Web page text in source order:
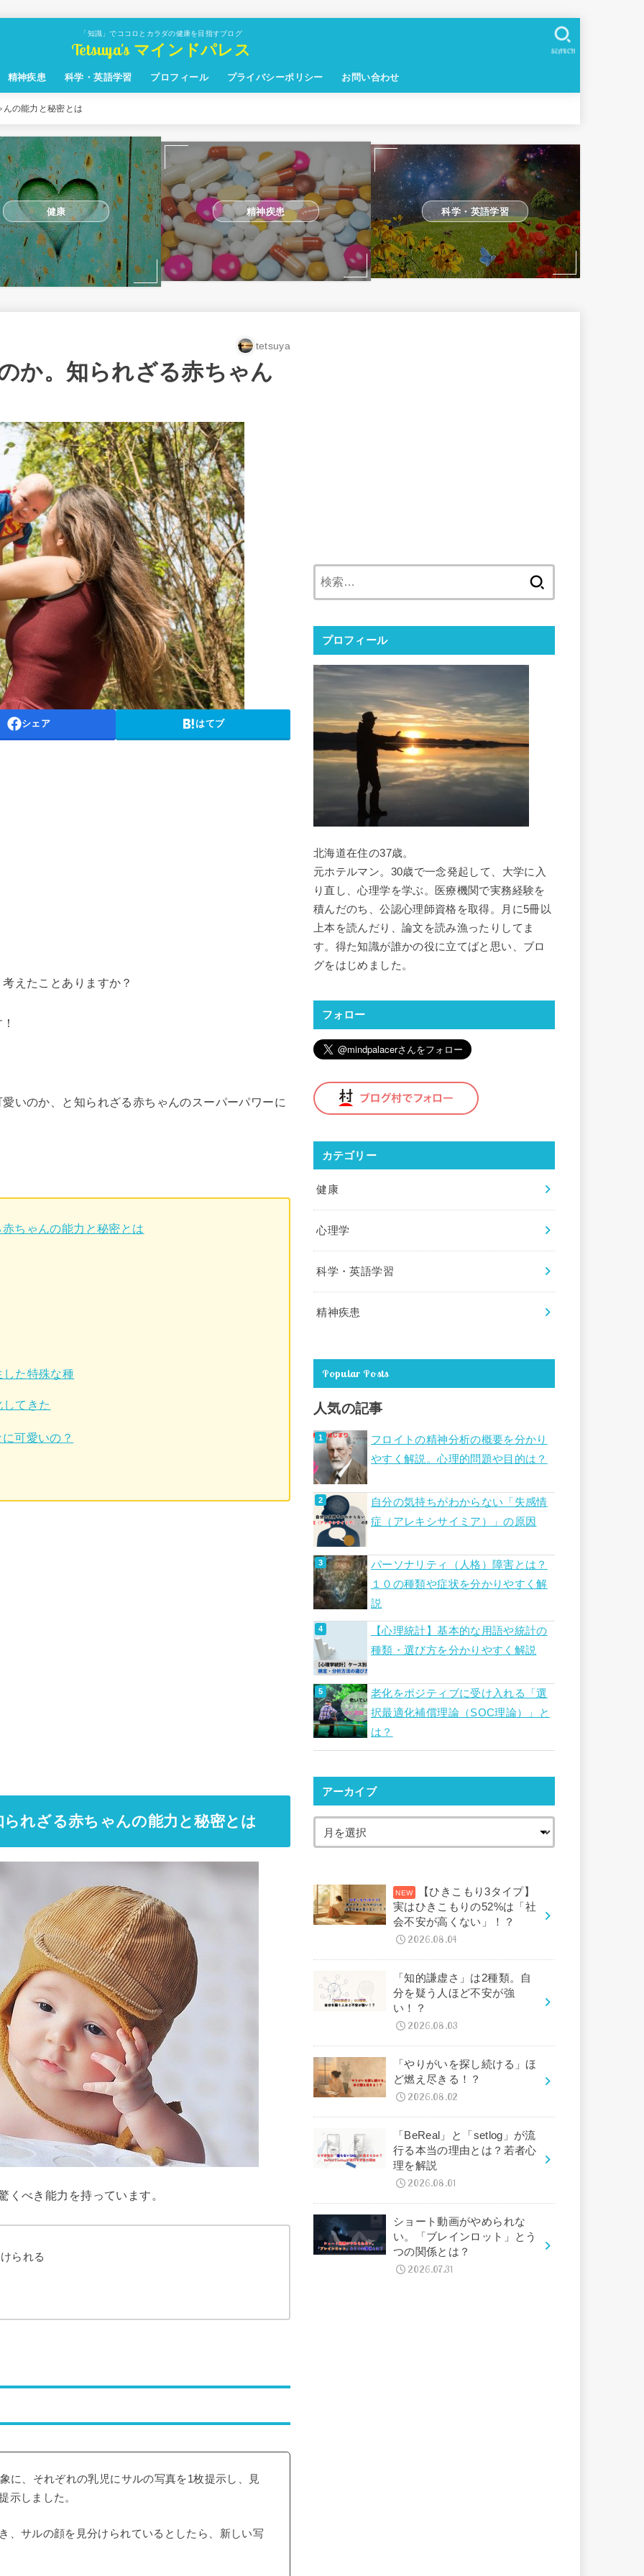
「知識」でココロとカラダの健康を目指すブログ
Tetsuya's マインドパレス
精神疾患 科学・英語学習 プロフィール プライバシーポリシー お問い合わせ
SEARCH
の能力と秘密とは
健康 精神疾患 科学・英語学習
tetsuya
か。知られざる赤ちゃん
シェア はてブ
えたことありますか？
いのか、と知られざる赤ちゃんのスーパーパワーに
ちゃんの能力と秘密とは
た特殊な種
てきた
可愛いの？
れざる赤ちゃんの能力と秘密とは
くべき能力を持っています。
られる
に、それぞれの乳児にサルの写真を1枚提示し、見
示しました。
、サルの顔を見分けられているとしたら、新しい写
プロフィール
北海道在住の37歳。
元ホテルマン。30歳で一念発起して、大学に入
り直し、心理学を学ぶ。医療機関で実務経験を
積んだのち、公認心理師資格を取得。月に5冊以
上本を読んだり、論文を読み漁ったりしてま
す。得た知識が誰かの役に立てばと思い、ブロ
グをはじめました。
フォロー
カテゴリー
健康
心理学
科学・英語学習
精神疾患
Popular Posts
人気の記事
フロイトの精神分析の概要を分かり
やすく解説。心理的問題や目的は？
自分の気持ちがわからない「失感情
症（アレキシサイミア）」の原因
パーソナリティ（人格）障害とは？
１０の種類や症状を分かりやすく解
説
【心理統計】基本的な用語や統計の
種類・選び方を分かりやすく解説
老化をポジティブに受け入れる「選
択最適化補償理論（SOC理論）」と
は？
アーカイブ
【ひきこもり3タイプ】
実はひきこもりの52%は「社
会不安が高くない」！？
2026.08.04
「知的謙虚さ」は2種類。自
分を疑う人ほど不安が強
い！？
2026.08.03
「やりがいを探し続ける」ほ
ど燃え尽きる！？
2026.08.02
「BeReal」と「setlog」が流
行る本当の理由とは？若者心
理を解説
2026.08.01
ショート動画がやめられな
い。「ブレインロット」とう
つの関係とは？
2026.07.31